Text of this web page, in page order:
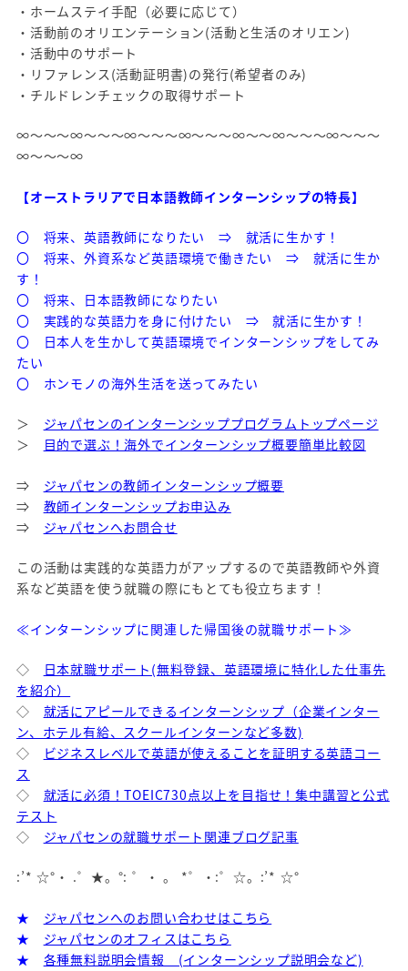
・ホームステイ手配（必要に応じて）
・活動前のオリエンテーション(活動と生活のオリエン)
・活動中のサポート
・リファレンス(活動証明書)の発行(希望者のみ)
・チルドレンチェックの取得サポート
∞～～～∞～～～∞～～～∞～～～∞～～∞～～～∞～～～
∞～～～∞
【オーストラリアで日本語教師インターンシップの特長】
〇 将来、英語教師になりたい ⇒ 就活に生かす！
〇 将来、外資系など英語環境で働きたい ⇒ 就活に生か
す！
〇 将来、日本語教師になりたい
〇 実践的な英語力を身に付けたい ⇒ 就活に生かす！
〇 日本人を生かして英語環境でインターンシップをしてみ
たい
〇 ホンモノの海外生活を送ってみたい
＞ ジャパセンのインターンシッププログラムトップページ
＞
目的で選ぶ！海外でインターンシップ概要簡単比較図
⇒ ジャパセンの教師インターンシップ概要
⇒ 教師インターンシップお申込み
⇒ ジャパセンへお問合せ
この活動は実践的な英語力がアップするので英語教師や外資
系など英語を使う就職の際にもとても役立ちます！
≪インターンシップに関連した帰国後の就職サポート≫
◇
日本就職サポート(無料登録、英語環境に特化した仕事先
を紹介）
◇ 就活にアピールできるインターンシップ（企業インター
ン、ホテル有給、スクールインターンなど多数)
◇
ビジネスレベルで英語が使えることを証明する英語コー
ス
◇ 就活に必須！TOEIC730点以上を目指せ！集中講習と公式
テスト
◇ ジャパセンの就職サポート関連ブログ記事
:’* ☆°・ .゜★。°: ゜・ 。 *゜・:゜☆。:’* ☆°
★
ジャパセンへのお問い合わせはこちら
★
ジャパセンのオフィスはこちら
★
各種無料説明会情報 (インターンシップ説明会など)